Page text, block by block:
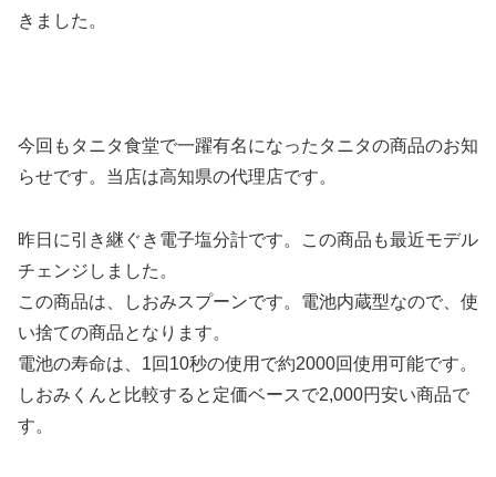
きました。
今回もタニタ食堂で一躍有名になったタニタの商品のお知
らせです。当店は高知県の代理店です。
昨日に引き継ぐき電子塩分計です。この商品も最近モデル
チェンジしました。
この商品は、しおみスプーンです。電池内蔵型なので、使
い捨ての商品となります。
電池の寿命は、1回10秒の使用で約2000回使用可能です。
しおみくんと比較すると定価ベースで2,000円安い商品で
す。